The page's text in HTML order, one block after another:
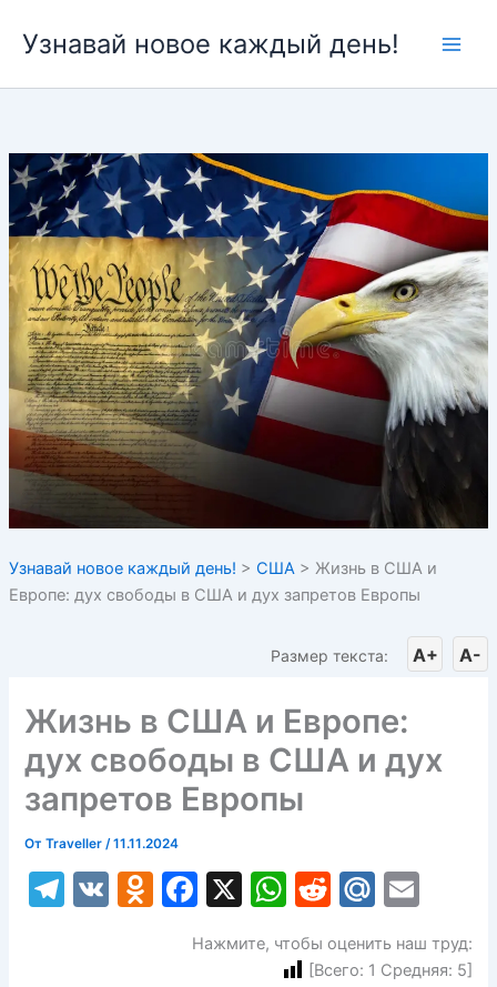
Узнавай новое каждый день!
Узнавай новое каждый день! > США> Жизнь в США и
Европе: дух свободы в США и дух запретов Европы
Размер текста: A+ A-
Жизнь в США и Европе:
дух свободы в США и дух
запретов Европы
ОтTraveller/11.11.2024
T
V
O
F
c
X
W
at
R
d
M
l. ai
Нажмите, чтобы оценить наш труд:
[Всего: 1 Средняя: 5]